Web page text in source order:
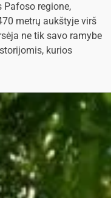
regione,
metrų aukštyje virš
ne tik savo ramybe
kurios